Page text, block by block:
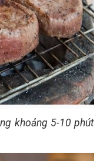
khoảng 5-10 phút